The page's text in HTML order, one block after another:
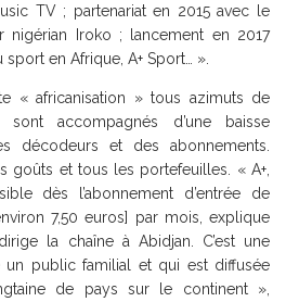
TV ; partenariat en 2015 avec le
nigérian Iroko ; lancement en 2017
en Afrique, A+ Sport… ».
« africanisation » tous azimuts de
accompagnés d’une baisse
décodeurs et des abonnements.
goûts et tous les portefeuilles. « A+,
dès l’abonnement d’entrée de
7,50 euros] par mois, explique
la chaîne à Abidjan. C’est une
un public familial et qui est diffusée
de pays sur le continent »,